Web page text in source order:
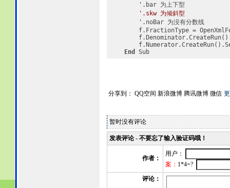
' .bar 为上下型
'.skw 为倾斜型
' .noBar 为没有分数线
f.FractionType =
End
Sub
分享到： QQ空间 新浪微博 腾讯微博 微信
暂时没有评论
发表评论 - 不要忘了输入验证码哦！
作者：
用户：
案： 1*4=?
评论：